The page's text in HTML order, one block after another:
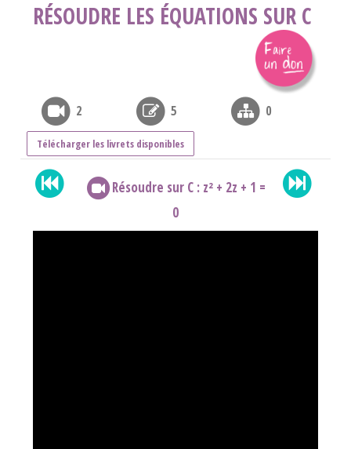
RÉSOUDRE LES ÉQUATIONS SUR C
2 5 0
Télécharger les livrets disponibles
Résoudre sur C : z² + 2z + 1 =
0